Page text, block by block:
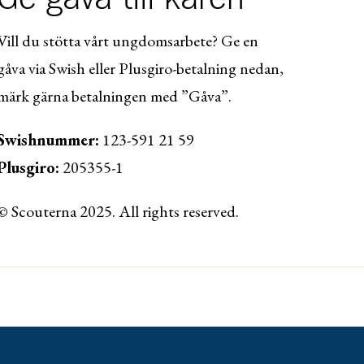
du stötta vårt ungdomsarbete? Ge en
via Swish eller Plusgiro-betalning nedan,
gärna betalningen med ”Gåva”.
123-591 21 59
205355-1
Scouterna 2025. All rights reserved.